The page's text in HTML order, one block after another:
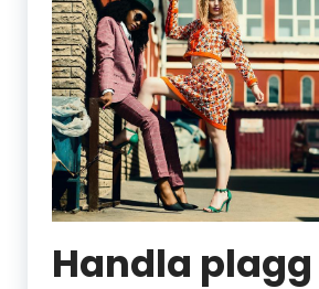
Handla